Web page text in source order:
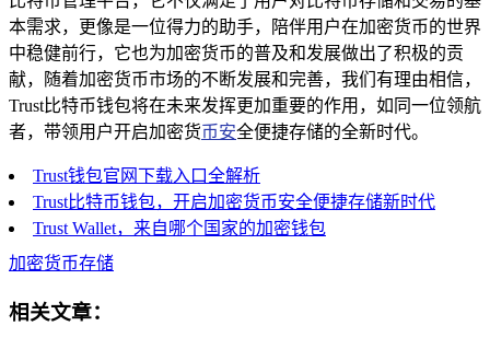
本需求，更像是一位得力的助手，陪伴用户在加密货币的世界
中稳健前行，它也为加密货币的普及和发展做出了积极的贡
献，随着加密货币市场的不断发展和完善，我们有理由相信，
Trust比特币钱包将在未来发挥更加重要的作用，如同一位领航
者，带领用户开启加密货币安全便捷存储的全新时代。
Trust钱包官网下载入口全解析
Trust比特币钱包，开启加密货币安全便捷存储新时代
Trust Wallet，来自哪个国家的加密钱包
加密货币存储
相关文章：